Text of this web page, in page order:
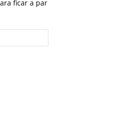
ficar a par